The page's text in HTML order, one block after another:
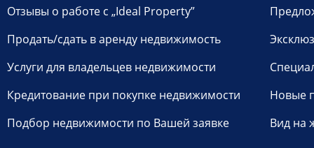
Отзывы о работе с „Ideal Property”
Продать/сдать в аренду недвижимость
Услуги для владельцев недвижимости
Кредитование при покупке недвижимости
Подбор недвижимости по Вашей заявке
Новые
Вид на